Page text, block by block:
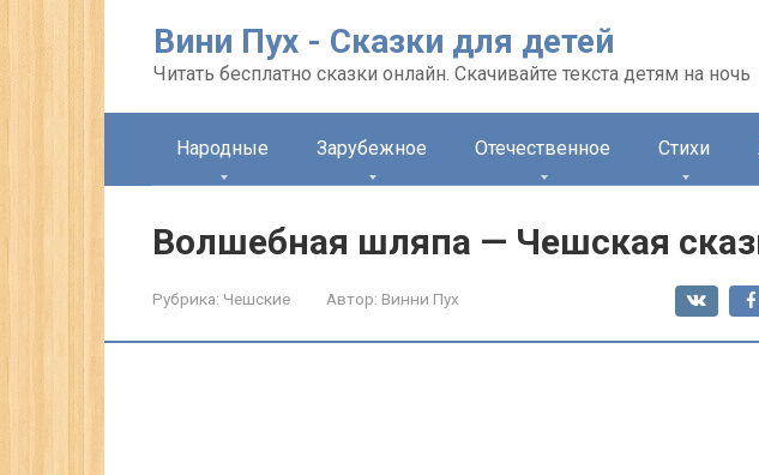
Вини Пух - Сказки для детей
Читать бесплатно сказки онлайн. Скачивайте текста детям на ночь
Народные Зарубежное Отечественное Стихи
Волшебная шляпа — Чешская
Рубрика: Чешские Автор: Винни Пух